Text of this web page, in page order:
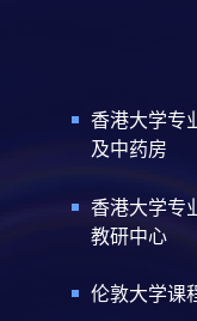
香港大学专
及中药房
香港大学专
教研中心
伦敦大学课